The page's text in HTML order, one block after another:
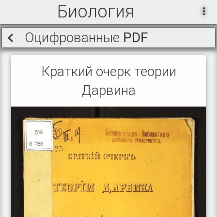
Биология
Оцифрованные PDF
Краткий очерк теории
Дарвина